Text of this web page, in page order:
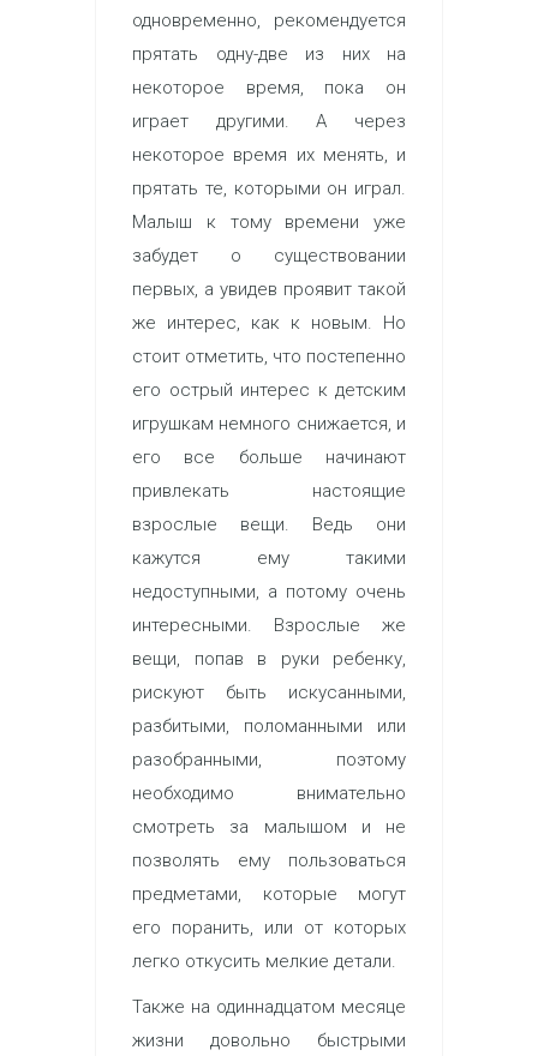
одновременно, рекомендуется
прятать одну-две из них на
некоторое время, пока он
играет другими. А через
некоторое время их менять, и
прятать те, которыми он играл.
Малыш к тому времени уже
забудет о существовании
первых, а увидев проявит такой
же интерес, как к новым. Но
стоит отметить, что постепенно
его острый интерес к детским
игрушкам немного снижается, и
его все больше начинают
привлекать настоящие
взрослые вещи. Ведь они
кажутся ему такими
недоступными, а потому очень
интересными. Взрослые же
вещи, попав в руки ребенку,
рискуют быть искусанными,
разбитыми, поломанными или
разобранными, поэтому
необходимо внимательно
смотреть за малышом и не
позволять ему пользоваться
предметами, которые могут
его поранить, или от которых
легко откусить мелкие детали.
Также на одиннадцатом месяце
жизни довольно быстрыми